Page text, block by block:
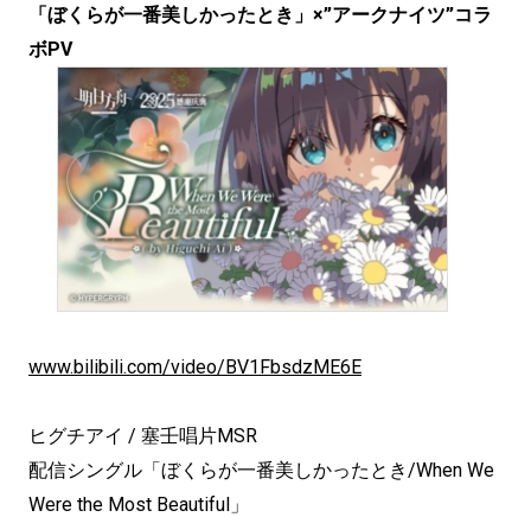
「ぼくらが一番美しかったとき」×”アークナイツ”コラ
ボPV
www.bilibili.com/video/BV1FbsdzME6E
ヒグチアイ / 塞壬唱片MSR
配信シングル「ぼくらが一番美しかったとき/When We
Were the Most Beautiful」